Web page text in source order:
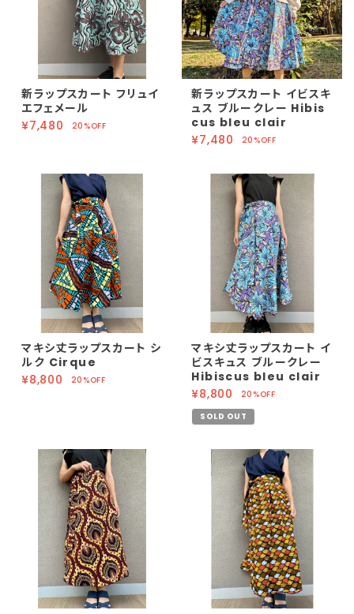
新ラップスカート フリュイ
エフェメール
¥7,480
20%OFF
新ラップスカート イビスキ
ュス ブルークレー Hibis
cus bleu clair
¥7,480
20%OFF
マキシ丈ラップスカート シ
ルク Cirque
¥8,800
20%OFF
マキシ丈ラップスカート イ
ビスキュス ブルークレー
Hibiscus bleu clair
¥8,800
20%OFF
SOLD OUT